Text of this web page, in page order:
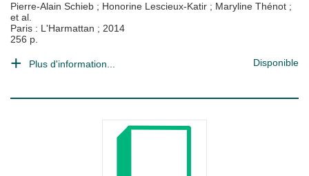
Pierre-Alain Schieb ; Honorine Lescieux-Katir ; Maryline Thénot ;
et al.
Paris : L'Harmattan ; 2014
256 p.
Plus d'information... Disponible